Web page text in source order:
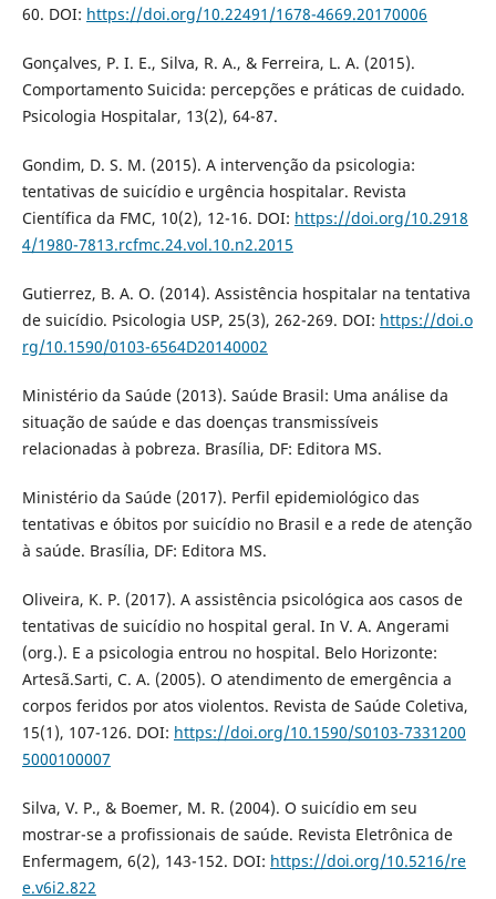
60. DOI: https://doi.org/10.22491/1678-4669.20170006
Gonçalves, P. I. E., Silva, R. A., & Ferreira, L. A. (2015).
Comportamento Suicida: percepções e práticas de cuidado.
Psicologia Hospitalar, 13(2), 64-87.
Gondim, D. S. M. (2015). A intervenção da psicologia:
tentativas de suicídio e urgência hospitalar. Revista
Científica da FMC, 10(2), 12-16. DOI: https://doi.org/10.2918
4/1980-7813.rcfmc.24.vol.10.n2.2015
Gutierrez, B. A. O. (2014). Assistência hospitalar na tentativa
de suicídio. Psicologia USP, 25(3), 262-269. DOI: https://doi.o
rg/10.1590/0103-6564D20140002
Ministério da Saúde (2013). Saúde Brasil: Uma análise da
situação de saúde e das doenças transmissíveis
relacionadas à pobreza. Brasília, DF: Editora MS.
Ministério da Saúde (2017). Perfil epidemiológico das
tentativas e óbitos por suicídio no Brasil e a rede de atenção
à saúde. Brasília, DF: Editora MS.
Oliveira, K. P. (2017). A assistência psicológica aos casos de
tentativas de suicídio no hospital geral. In V. A. Angerami
(org.). E a psicologia entrou no hospital. Belo Horizonte:
Artesã.Sarti, C. A. (2005). O atendimento de emergência a
corpos feridos por atos violentos. Revista de Saúde Coletiva,
15(1), 107-126. DOI: https://doi.org/10.1590/S0103-7331200
5000100007
Silva, V. P., & Boemer, M. R. (2004). O suicídio em seu
mostrar-se a profissionais de saúde. Revista Eletrônica de
Enfermagem, 6(2), 143-152. DOI: https://doi.org/10.5216/re
e.v6i2.822